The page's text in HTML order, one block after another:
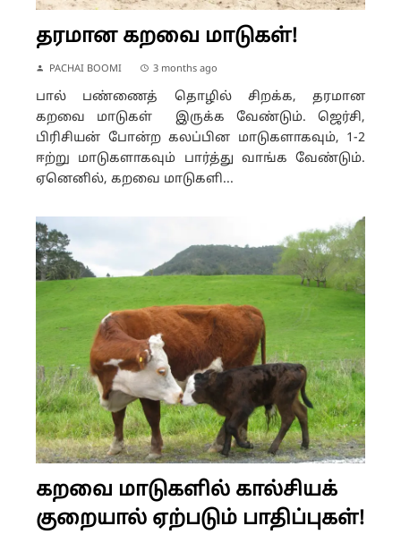
தரமான கறவை மாடுகள்!
PACHAI BOOMI 3 months ago
பால் பண்ணைத் தொழில் சிறக்க, தரமான
கறவை மாடுகள் இருக்க வேண்டும். ஜெர்சி,
பிரிசியன் போன்ற கலப்பின மாடுகளாகவும், 1-2
ஈற்று மாடுகளாகவும் பார்த்து வாங்க வேண்டும்.
ஏனெனில், கறவை மாடுகளி...
கறவை மாடுகளில் கால்சியக்
குறையால் ஏற்படும் பாதிப்புகள்!